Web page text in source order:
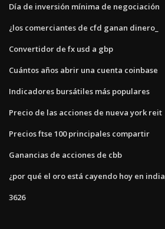
Día de inversión mínima de negociación
¿los comerciantes de cfd ganan dinero_
Convertidor de fx usd a gbp
Cuántos años abrir una cuenta coinbase
Indicadores bursátiles más populares
Precio de las acciones de nueva york reit
Precios ftse 100 principales compartir
Ganancias de acciones de cbb
¿por qué el oro está cayendo hoy en india_
3626